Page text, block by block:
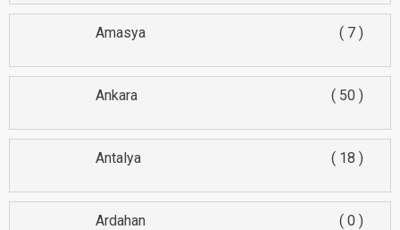
Amasya 7
Ankara 50
Antalya 18
Ardahan 0